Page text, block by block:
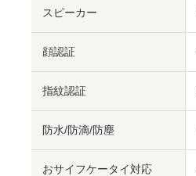
スピーカー
顔認証
指紋認証
防水/防滴/防塵
おサイフケータイ対応